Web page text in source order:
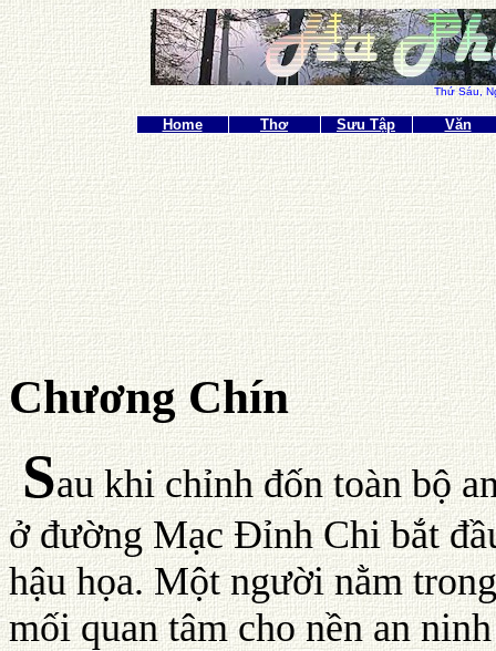
Thứ Sáu,
Home Thơ Sưu Tập Văn
Chương Chín
Sau khi chỉnh đốn toàn bộ
ở đường Mạc Ðỉnh Chi bắt
hậu họa. Một người nằm
mối quan tâm cho nền an